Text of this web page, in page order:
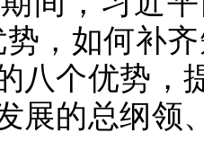
，如何补
八个优势，
展的总纲领